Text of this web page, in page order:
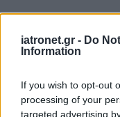
iatronet.gr - Do
Information
If you wish to opt-out
processing of your
targeted advertising